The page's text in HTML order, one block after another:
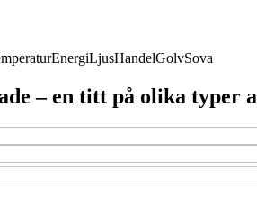
EnergiLjusHandelGolvSova
– en titt på olika typer